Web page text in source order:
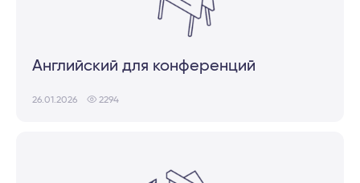
Английский для конференций
26.01.2026 2294